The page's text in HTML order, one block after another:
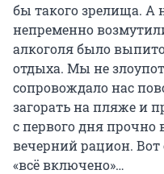
бы такого зрелища.
непременно
алкоголя было
отдыха. Мы не
сопровождало нас
загорать на пляже и
с первого дня
вечерний рацион.
«всё включено»…